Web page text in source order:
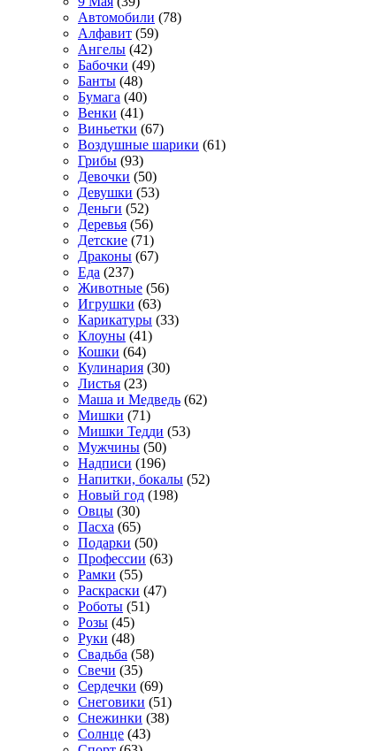
Автомобили (78)
Алфавит (59)
Ангелы (42)
Бабочки (49)
Банты (48)
Бумага (40)
Венки (41)
Виньетки (67)
Воздушные шарики (61)
Грибы (93)
Девочки (50)
Девушки (53)
Деньги (52)
Деревья (56)
Детские (71)
Драконы (67)
Еда (237)
Животные (56)
Игрушки (63)
Карикатуры (33)
Клоуны (41)
Кошки (64)
Кулинария (30)
Листья (23)
Маша и Медведь (62)
Мишки (71)
Мишки Тедди (53)
Мужчины (50)
Надписи (196)
Напитки, бокалы (52)
Новый год (198)
Овцы (30)
Пасха (65)
Подарки (50)
Профессии (63)
Рамки (55)
Раскраски (47)
Роботы (51)
Розы (45)
Руки (48)
Свадьба (58)
Свечи (35)
Сердечки (69)
Снеговики (51)
Снежинки (38)
Солнце (43)